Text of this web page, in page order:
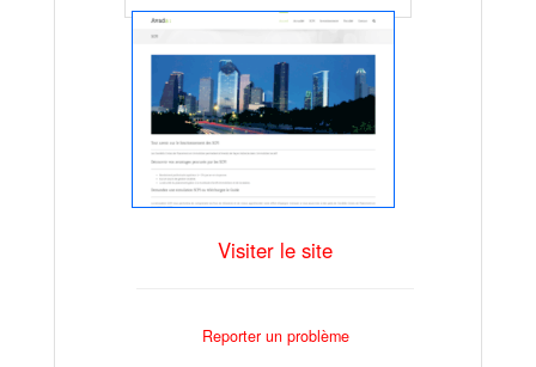
Visiter le site
Reporter un problème